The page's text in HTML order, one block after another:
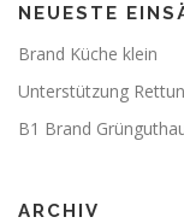
NEUESTE
Brand Küche klein
Unterstützung
B1 Brand
ARCHIV